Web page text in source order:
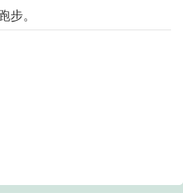
步。